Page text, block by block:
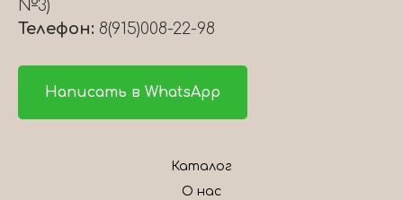
№3)
Телефон: 8(915)008-22-98
Написать в WhatsApp
Каталог
О нас